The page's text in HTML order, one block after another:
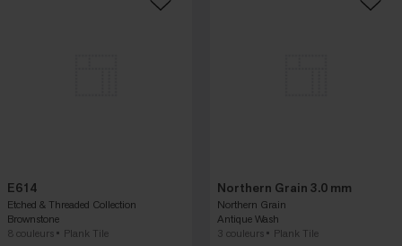
E614
Etched & Threaded Collection
Brownstone
8 couleurs
Plank Tile
Northern Grain 3.0 mm
Northern Grain
Antique Wash
3 couleurs
Plank Tile